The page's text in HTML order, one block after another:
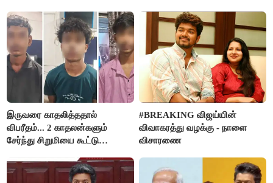
கதறல்
FSSAI தடை
இருவரை காதலித்ததால்
விபரீதம்... 2 காதலன்களும்
சேர்ந்து சிறுமியை கூட்டு
செய்த கொடூரம்
#BREAKING விஜய்யின்
விவாகரத்து வழக்கு - நாளை
விசாரணை